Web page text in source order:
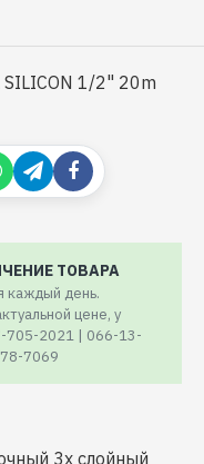
ТОВАРА
каждый день.
цене, у
705-2021 | 066-13-
7069
3х слойный